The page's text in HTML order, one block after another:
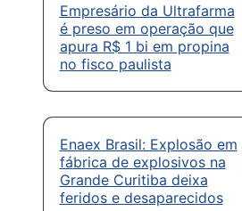
Empresário da Ultrafarma
é preso em operação que
apura R$ 1 bi em propina
no fisco paulista
Enaex Brasil: Explosão em
fábrica de explosivos na
Grande Curitiba deixa
feridos e desaparecidos